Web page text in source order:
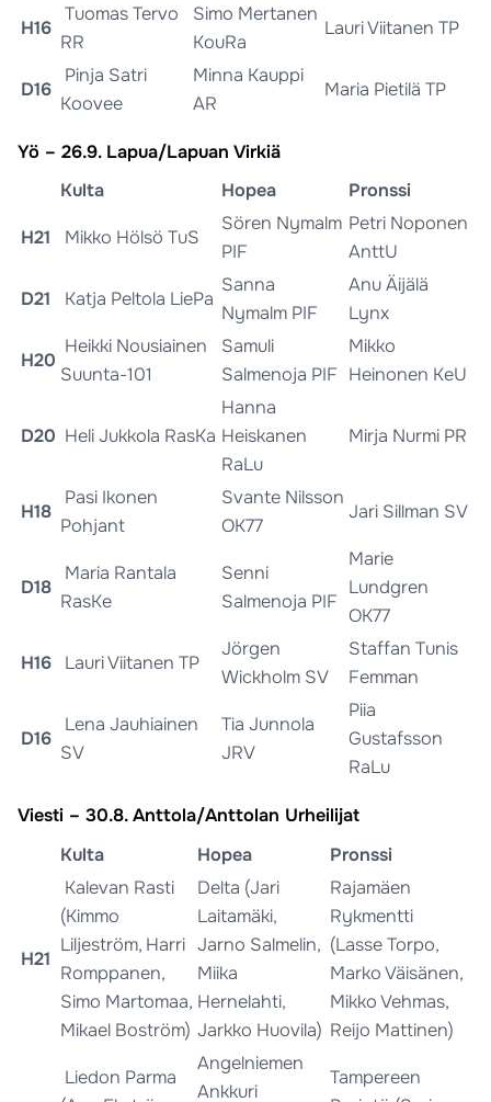
H16
Tuomas Tervo
RR
Simo Mertanen
KouRa
Lauri Viitanen TP
D16
Pinja Satri
Koovee
Minna Kauppi
AR
Maria Pietilä TP
Yö – 26.9. Lapua/Lapuan Virkiä
Kulta
Hopea Pronssi
H21 Mikko Hölsö TuS
Sören Nymalm
PIF
Petri Noponen
AnttU
D21 Katja Peltola LiePa
Sanna
Nymalm PIF
Anu Äijälä
Lynx
H20
Heikki Nousiainen
Suunta-101
Samuli
Salmenoja PIF
Mikko
Heinonen KeU
D20 Heli Jukkola RasKa
Hanna
Heiskanen
RaLu
Mirja Nurmi PR
H18
Pasi Ikonen
Pohjant
Svante Nilsson
OK77
Jari Sillman SV
D18
Maria Rantala
RasKe
Senni
Salmenoja PIF
Marie
Lundgren
OK77
H16 Lauri Viitanen TP
Jörgen
Wickholm SV
Staffan Tunis
Femman
D16
Lena Jauhiainen
SV
Tia Junnola
JRV
Piia
Gustafsson
RaLu
Viesti – 30.8. Anttola/Anttolan Urheilijat
Kulta
Hopea Pronssi
H21
Kalevan Rasti
(Kimmo
Liljeström, Harri
Romppanen,
Simo Martomaa,
Mikael Boström)
Delta (Jari
Laitamäki,
Jarno Salmelin,
Miika
Hernelahti,
Jarkko Huovila)
Rajamäen
Rykmentti
(Lasse Torpo,
Marko Väisänen,
Mikko Vehmas,
Reijo Mattinen)
Liedon Parma
Angelniemen
Ankkuri
Tampereen